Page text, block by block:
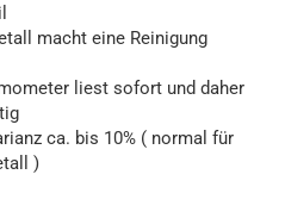
macht eine Reinigung
liest sofort und daher
ca. bis 10% ( normal für
)